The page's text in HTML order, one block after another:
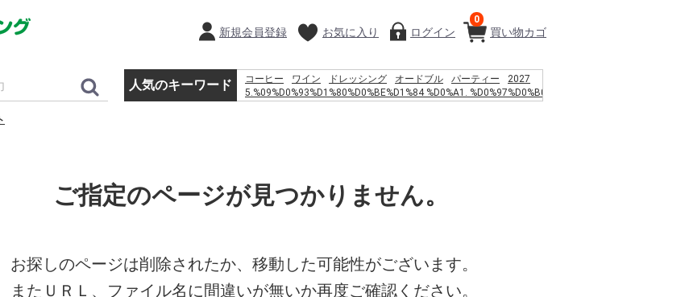
買い物カゴ
0
新規会員登録 お気に入り ログイン
人気のキーワード コーヒー ワイン ドレッシング オードブル パーティー
2027
5.%09%D0%93%D1%80%D0%BE%D1%84 %D0%A1. %D0%97%D0%B0
%E2%80%93 %D0%9C.%2c 1994. %E2%80%93 %D1%81.
%E7%A6%8F%E5%B2%A1 %E9%AF%A8%E9%AD%9A
%EC%B9%9C%EA%B5%AC%EC%97%84%EB%A7%88
%EB%AF%B8%EC%9A%A9%EC%82%AC %EC%9B%B9%ED%88%B0
ご指定のページが見つかりません。
お探しのページは削除されたか、移動した可能性がございます。
またＵＲＬ、ファイル名に間違いが無いか再度ご確認ください。